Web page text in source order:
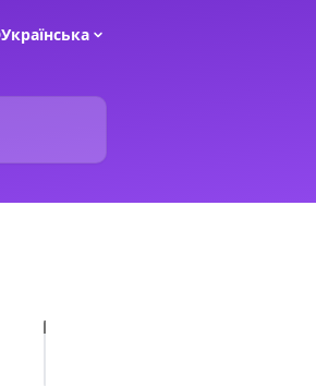
Українська